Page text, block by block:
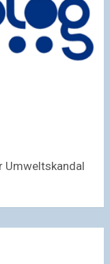
Umweltskandal